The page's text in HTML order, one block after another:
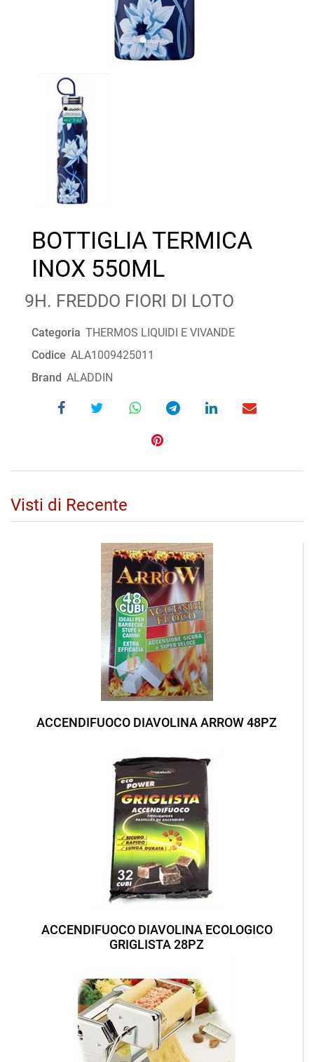
BOTTIGLIA TERMICA
INOX 550ML
9H. FREDDO FIORI DI LOTO
Categoria THERMOS LIQUIDI E VIVANDE
Codice ALA1009425011
Brand ALADDIN
Visti di Recente
ACCENDIFUOCO DIAVOLINA ARROW 48PZ
ACCENDIFUOCO DIAVOLINA ECOLOGICO
GRIGLISTA 28PZ